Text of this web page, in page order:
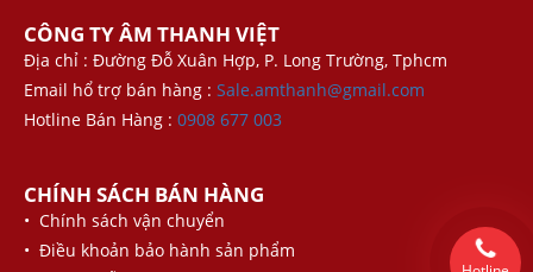
CÔNG TY ÂM THANH VIỆT
Địa chỉ : Đường Đỗ Xuân Hợp, P. Long Trường, Tphcm
Email hổ trợ bán hàng : Sale.amthanh@gmail.com
Hotline Bán Hàng : 0908 677 003
CHÍNH SÁCH BÁN HÀNG
• Chính sách vận chuyển
• Điều khoản bảo hành sản phẩm